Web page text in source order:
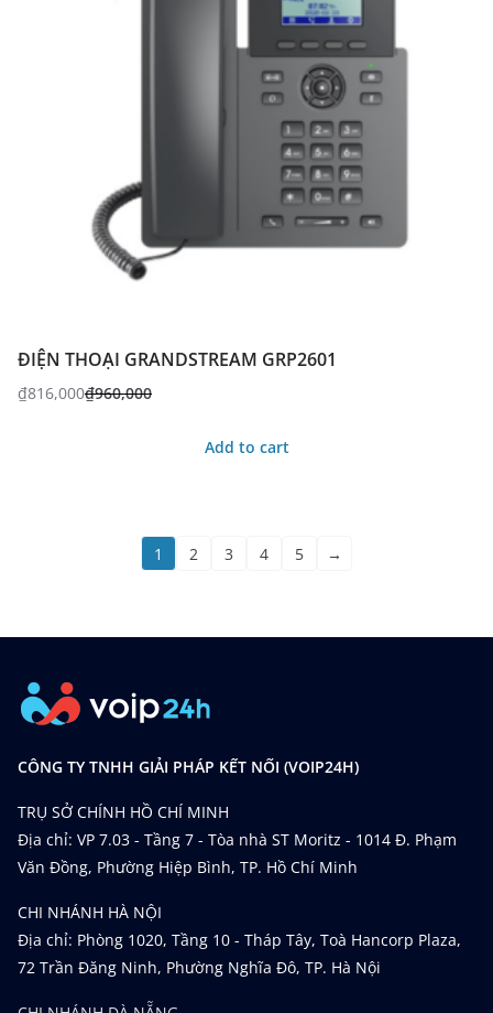
ĐIỆN THOẠI GRANDSTREAM GRP2601
₫960,000
₫816,000
Add to cart
1 2 3 4 5 →
CÔNG TY TNHH GIẢI PHÁP KẾT NỐI (VOIP24H)
TRỤ SỞ CHÍNH HỒ CHÍ MINH
Địa chỉ: VP 7.03 - Tầng 7 - Tòa nhà ST Moritz - 1014 Đ. Phạm
Văn Đồng, Phường Hiệp Bình, TP. Hồ Chí Minh
CHI NHÁNH HÀ NỘI
Địa chỉ: Phòng 1020, Tầng 10 - Tháp Tây, Toà Hancorp Plaza,
72 Trần Đăng Ninh, Phường Nghĩa Đô, TP. Hà Nội